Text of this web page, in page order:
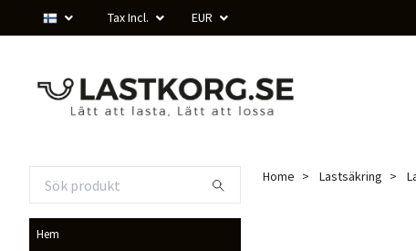
Tax Incl. EUR
Hem
Home Lastsäkring